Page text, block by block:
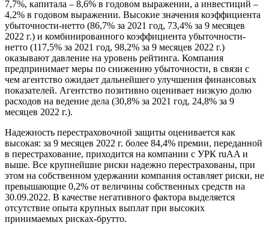
7,7%, капитала – 8,6% в годовом выражении, а инвестиций –
4,2% в годовом выражении. Высокие значения коэффициента
убыточности-нетто (86,7% за 2021 год, 73,4% за 9 месяцев
2022 г.) и комбинированного коэффициента убыточности-
нетто (117,5% за 2021 год, 98,2% за 9 месяцев 2022 г.)
оказывают давление на уровень рейтинга. Компания
предпринимает меры по снижению убыточности, в связи с
чем агентство ожидает дальнейшего улучшения финансовых
показателей. Агентство позитивно оценивает низкую долю
расходов на ведение дела (30,8% за 2021 год, 24,8% за 9
месяцев 2022 г.).
Надежность перестраховочной защиты оценивается как
высокая: за 9 месяцев 2022 г. более 84,4% премии, переданной
в перестрахование, приходится на компании с УРК ruAA и
выше. Все крупнейшие риски надежно перестрахованы, при
этом на собственном удержании компания оставляет риски, не
превышающие 0,2% от величины собственных средств на
30.09.2022. В качестве негативного фактора выделяется
отсутствие опыта крупных выплат при высоких
принимаемых рисках-брутто.